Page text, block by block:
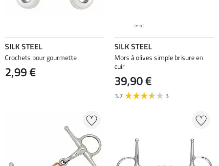
SILK STEEL
Crochets pour gourmette
2,99 €
SILK STEEL
Mors à olives simple brisure en
cuir
39,90 €
3.7 3